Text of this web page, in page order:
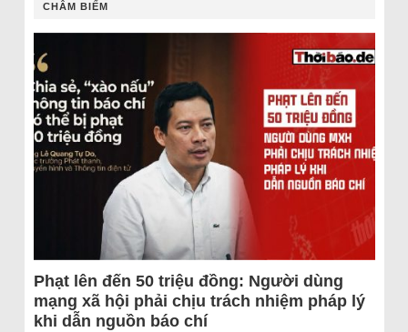
CHÂM BIẾM
Phạt lên đến 50 triệu đồng: Người dùng
mạng xã hội phải chịu trách nhiệm pháp lý
khi dẫn nguồn báo chí